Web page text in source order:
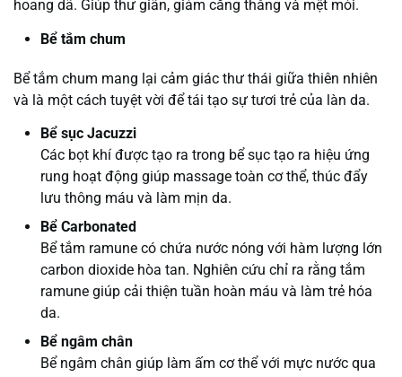
hoang dã. Giúp thư giãn, giảm căng thẳng và mệt mỏi.
Bể tắm chum
Bể tắm chum mang lại cảm giác thư thái giữa thiên nhiên
và là một cách tuyệt vời để tái tạo sự tươi trẻ của làn da.
Bể sục Jacuzzi
Các bọt khí được tạo ra trong bể sục tạo ra hiệu ứng
rung hoạt động giúp massage toàn cơ thể, thúc đẩy
lưu thông máu và làm mịn da.
Bể Carbonated
Bể tắm ramune có chứa nước nóng với hàm lượng lớn
carbon dioxide hòa tan. Nghiên cứu chỉ ra rằng tắm
ramune giúp cải thiện tuần hoàn máu và làm trẻ hóa
da.
Bể ngâm chân
Bể ngâm chân giúp làm ấm cơ thể với mực nước qua